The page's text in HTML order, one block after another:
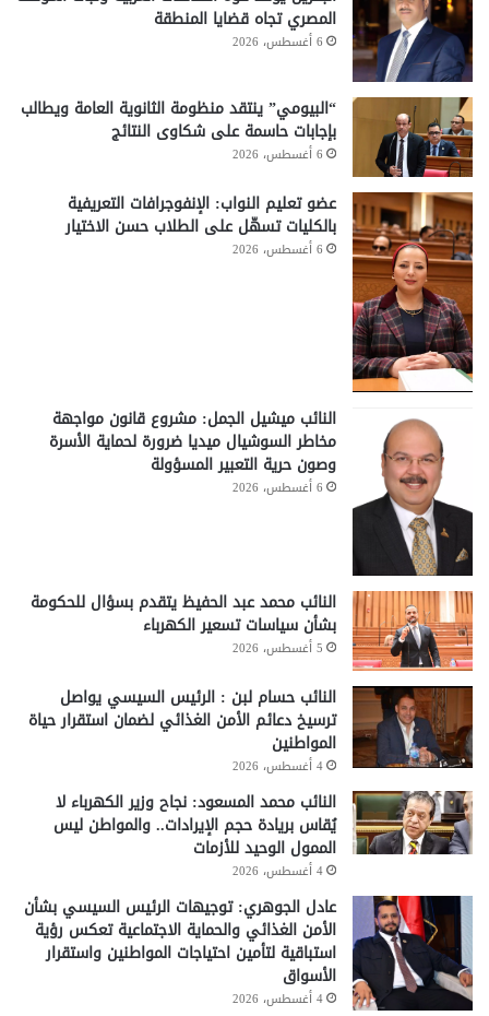
المصري تجاه قضايا المنطقة
6 أغسطس، 2026
“البيومي” ينتقد منظومة الثانوية العامة ويطالب
بإجابات حاسمة على شكاوى النتائج
6 أغسطس، 2026
عضو تعليم النواب: الإنفوجرافات التعريفية
بالكليات تسهّل على الطلاب حسن الاختيار
6 أغسطس، 2026
النائب ميشيل الجمل: مشروع قانون مواجهة
مخاطر السوشيال ميديا ضرورة لحماية الأسرة
وصون حرية التعبير المسؤولة
6 أغسطس، 2026
النائب محمد عبد الحفيظ يتقدم بسؤال للحكومة
بشأن سياسات تسعير الكهرباء
5 أغسطس، 2026
النائب حسام لبن : الرئيس السيسي يواصل
ترسيخ دعائم الأمن الغذائي لضمان استقرار حياة
المواطنين
4 أغسطس، 2026
النائب محمد المسعود: نجاح وزير الكهرباء لا
يُقاس بريادة حجم الإيرادات.. والمواطن ليس
الممول الوحيد للأزمات
4 أغسطس، 2026
عادل الجوهري: توجيهات الرئيس السيسي بشأن
الأمن الغذائي والحماية الاجتماعية تعكس رؤية
استباقية لتأمين احتياجات المواطنين واستقرار
الأسواق
4 أغسطس، 2026